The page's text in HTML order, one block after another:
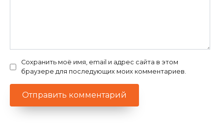
Сохранить моё имя, email и адрес сайта в этом
браузере для последующих моих комментариев.